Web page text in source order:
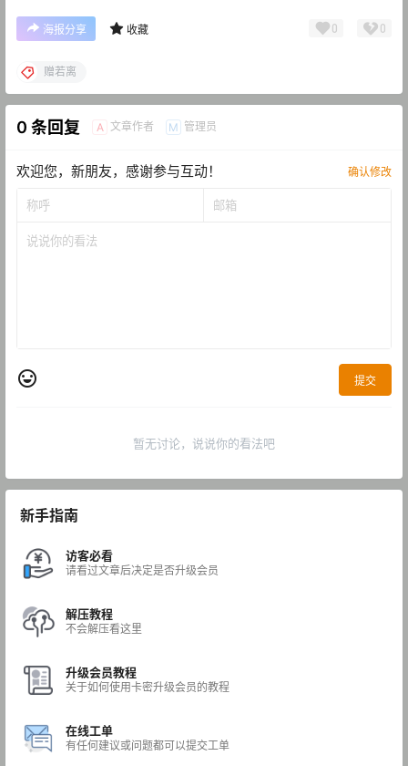
海报分享 收藏 0 0
赠若离
0 条回复 A 文章作者 M 管理员
欢迎您，新朋友，感谢参与互动！ 确认修改
提交
暂无讨论，说说你的看法吧
新手指南
访客必看
请看过文章后决定是否升级会员
解压教程
不会解压看这里
升级会员教程
关于如何使用卡密升级会员的教程
在线工单
有任何建议或问题都可以提交工单